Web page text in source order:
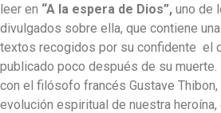
leer en “A la espera de Dios”, uno de
divulgados sobre ella, que contiene
textos recogidos por su confidente el
publicado poco después de su muerte.
con el filósofo francés Gustave
evolución espiritual de nuestra